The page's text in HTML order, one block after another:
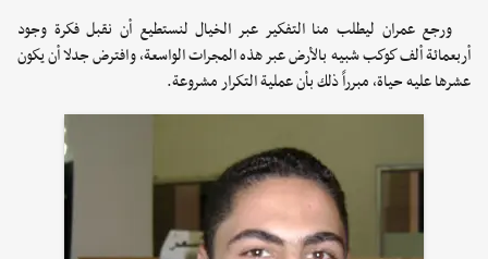
ورجع عمران ليطلب منا التفكير عبر الخيال لنستطيع أن نقبل فكرة وجود
أربعمائة ألف كوكب شبيه بالأرض عبر هذه المجرات الواسعة، وافترض جدلا أن يكون
عشرها عليه حياة، مبرراً ذلك بأن عملية التكرار مشروعة.